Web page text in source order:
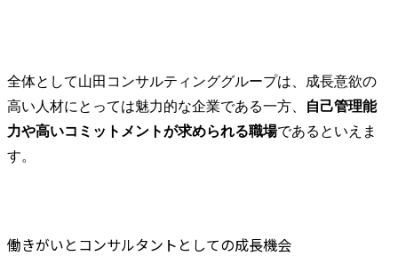
全体として山田コンサルティンググループは、成長意欲の
高い人材にとっては魅力的な企業である一方、
自己管理能
力や高いコミットメントが求められる職場であるといえま
す。​
働きがいとコンサルタントとしての成長機会